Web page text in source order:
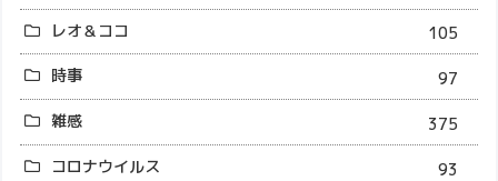
レオ＆ココ
105
時事
97
雑感
375
コロナウイルス
93